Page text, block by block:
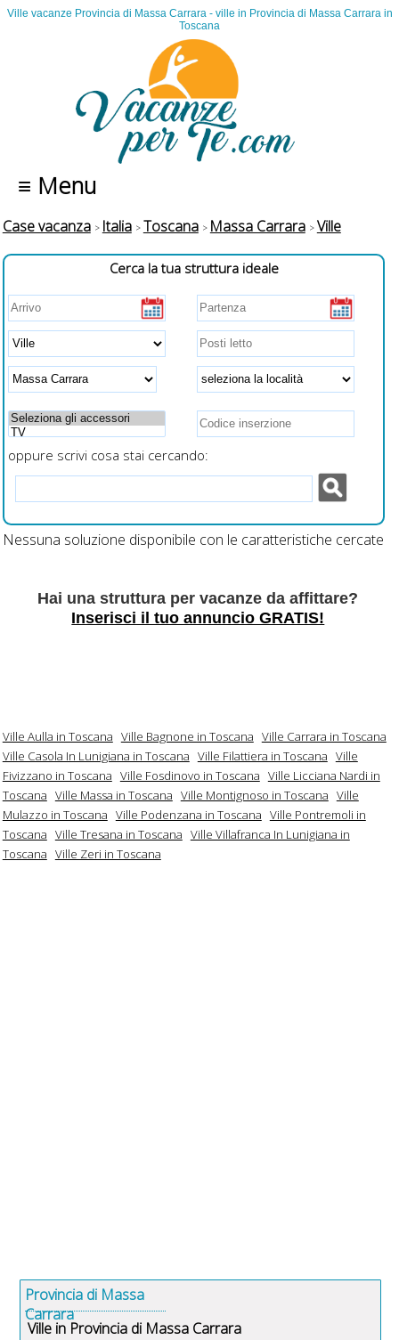
Ville vacanze Provincia di Massa Carrara - ville in Provincia di Massa Carrara in
Toscana
≡ Menu
Case vacanza Italia Toscana Massa Carrara Ville
Cerca la tua struttura ideale
oppure scrivi cosa stai cercando:
Nessuna soluzione disponibile con le caratteristiche cercate
Hai una struttura per vacanze da affittare?
Inserisci il tuo annuncio GRATIS!
Ville Aulla in Toscana Ville Bagnone in Toscana Ville Carrara in Toscana
Ville Casola In Lunigiana in Toscana Ville Filattiera in Toscana Ville
Fivizzano in Toscana Ville Fosdinovo in Toscana Ville Licciana Nardi in
Toscana Ville Massa in Toscana Ville Montignoso in Toscana Ville
Mulazzo in Toscana Ville Podenzana in Toscana Ville Pontremoli in
Toscana Ville Tresana in Toscana Ville Villafranca In Lunigiana in
Toscana Ville Zeri in Toscana
Provincia di Massa
Carrara
Ville in Provincia di Massa Carrara